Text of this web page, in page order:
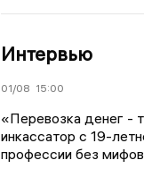
Интервью
01/08 15:00
«Перевозка денег -
инкассатор с 19-
профессии без мифов